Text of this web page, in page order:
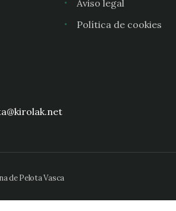
Aviso legal
Política de cookies
de Pelota Vasca